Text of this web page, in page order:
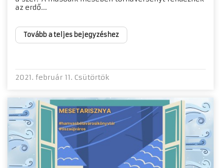
az erdő...
Tovább a teljes bejegyzéshez
2021. február 11. Csütörtök